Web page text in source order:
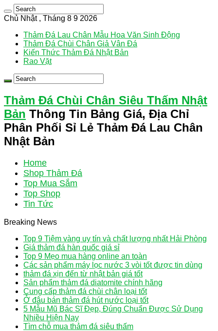
Chủ Nhật , Tháng 8 9 2026
Thảm Đá Lau Chân Mẫu Hoa Văn Sinh Động
Thảm Đá Chùi Chân Giả Vân Đá
Kiến Thức Thảm Đá Nhật Bản
Rao Vặt
Thảm Đá Chùi Chân Siêu Thấm Nhật
Bản Thông Tin Bảng Giá, Địa Chỉ
Phân Phối Sỉ Lẻ Thảm Đá Lau Chân
Nhật Bản
Home
Shop Thảm Đá
Top Mua Sắm
Top Shop
Tin Tức
Breaking News
Top 9 Tiệm vàng uy tín và chất lượng nhất Hải Phòng
Giá thảm đá hàn quốc giá sỉ
Top 9 Mẹo mua hàng online an toàn
Các sản phẩm máy lọc nước 3 vòi tốt được tin dùng
thảm đá xịn đến từ nhật bản giá tốt
Sản phẩm thảm đá diatomite chính hãng
Cung cấp thảm đá chùi chân loại tốt
Ở đâu bán thảm đá hút nước loại tốt
5 Mẫu Mũ Bác Sĩ Đẹp, Đúng Chuẩn Được Sử Dụng
Nhiều Hiện Nay
Tìm chỗ mua thảm đá siêu thấm